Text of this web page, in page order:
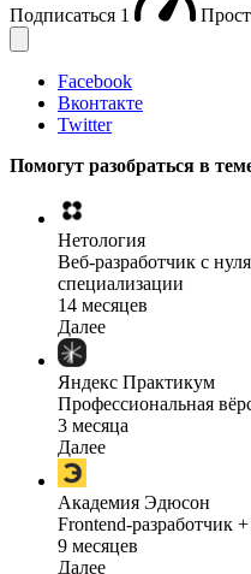
Подписаться 1
Facebook
Вконтакте
Twitter
Помогут разобраться в
Нетология
Веб-разработчик с
специализации
14 месяцев
Далее
Яндекс Практикум
Профессиональная
3 месяца
Далее
Академия Эдюсон
Frontend-разработчик
9 месяцев
Далее